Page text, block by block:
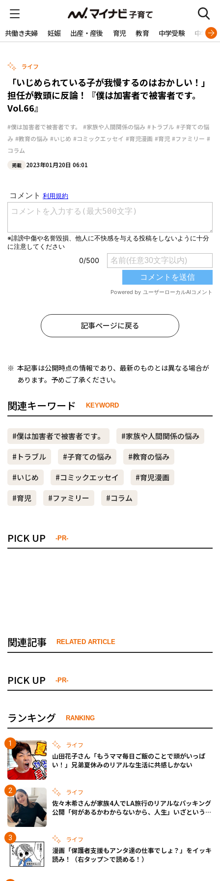
共働き夫婦 妊娠 出産・産後 育児 教育 中学受験 中学生
ライフ
「いじめられている子が我慢するのはおかしい！」
担任が教頭に反論！『僕は加害者で被害者です。
Vol.66』
#僕は加害者で被害者です。 #家族や人間関係の悩み #トラブル #子育ての悩
み #教育の悩み #いじめ #コミックエッセイ #育児漫画 #育児 #ファミリー #
コラム
掲載 2023年01月20日 06:01
記事ページに戻る
本記事は公開時点の情報であり、最新のものとは異なる場合が
あります。予めご了承ください。
関連キーワード KEYWORD
#僕は加害者で被害者です。
#家族や人間関係の悩み
#トラブル
#子育ての悩み
#教育の悩み
#いじめ
#コミックエッセイ
#育児漫画
#育児
#ファミリー #コラム
PICK UP -PR-
関連記事 RELATED ARTICLE
PICK UP -PR-
ランキング RANKING
ライフ
山田花子さん「もうママ毎日ご飯のことで頭がいっぱ
い！」兄弟夏休みのリアルな生活に共感しかない
ライフ
佐々木希さんが家族4人でLA旅行のリアルなパッキング
公開「何があるかわからないから、人生」いざというと
ライフ
漫画「保護者支援もアンタ達の仕事でしょ？」をイッキ
読み！（右タップ＞で読める！）